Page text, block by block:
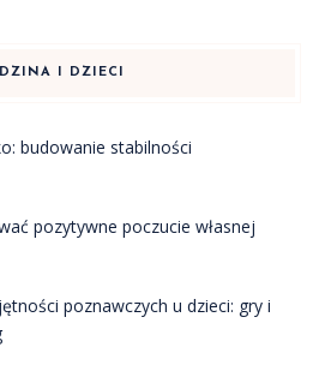
I DZIECI
budowanie stabilności
pozytywne poczucie własnej
poznawczych u dzieci: gry i